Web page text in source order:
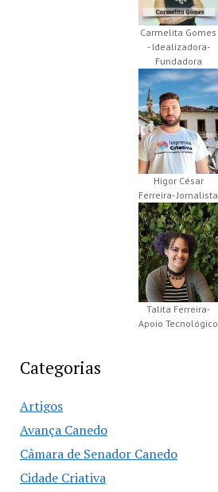
Carmelita Gomes
- Idealizadora-
Fundadora
Higor César
Ferreira- Jornalista
Talita Ferreira-
Apoio Tecnológico
Categorias
Artigos
Avança Canedo
Câmara de Senador Canedo
Cidade Criativa